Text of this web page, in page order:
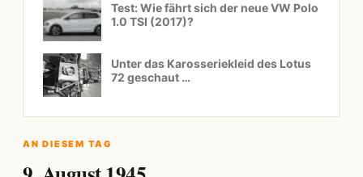
Test: Wie fährt sich der neue VW Polo
1.0 TSI (2017)?
Unter das Karosseriekleid des Lotus
72 geschaut …
AN DIESEM TAG